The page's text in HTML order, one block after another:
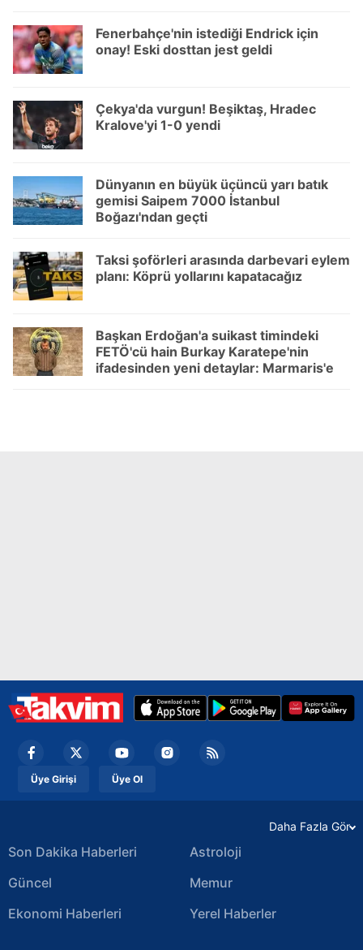
vasıtasıyla belirleyebilirsiniz. Çerezlere ilişkin detaylı bilgi
için Ayarlar butonuna tıklayabilir,Çerez Bilgilendirme
Metnimiziziyaret edebilirsiniz.
6698 sayılı Kişisel Verilerin Korunması Kanunu uyarınca
hazırlanmış Aydınlatma Metnimizi okumak ve sitemizde
almak için lütfen
Fenerbahçe'nin istediği Endrick için
onay! Eski dosttan jest geldi
Çekya'da vurgun! Beşiktaş, Hradec
Kralove'yi 1-0 yendi
Dünyanın en büyük üçüncü yarı batık
gemisi Saipem 7000 İstanbul
Boğazı'ndan geçti
Taksi şoförleri arasında darbevari eylem
planı: Köprü yollarını kapatacağız
Başkan Erdoğan'a suikast timindeki
FETÖ'cü hain Burkay Karatepe'nin
ifadesinden yeni detaylar: Marmaris'e
Üye Girişi Üye Ol
Daha Fazla Gör
Son Dakika Haberleri
Güncel
Ekonomi Haberleri
Astroloji
Memur
Yerel Haberler